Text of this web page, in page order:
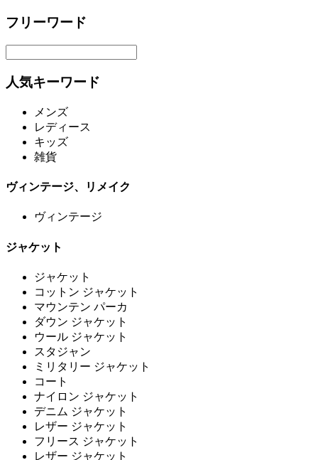
フリーワード
人気キーワード
メンズ
レディース
キッズ
雑貨
ヴィンテージ、リメイク
ヴィンテージ
ジャケット
ジャケット
コットン ジャケット
マウンテン パーカ
ダウン ジャケット
ウール ジャケット
スタジャン
ミリタリー ジャケット
コート
ナイロン ジャケット
デニム ジャケット
レザー ジャケット
フリース ジャケット
レザー ジャケット